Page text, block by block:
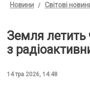
Новини Світові
Земля летить
з
14 тра 2026, 14:48